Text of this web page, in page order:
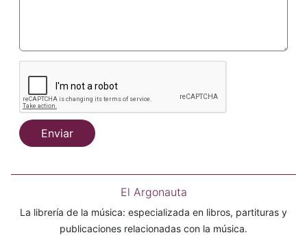
Enviar
El Argonauta
La librería de la música: especializada en libros, partituras y
publicaciones relacionadas con la música.